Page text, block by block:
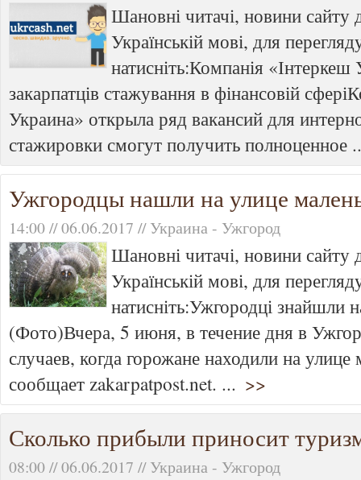
Шановні читачі, новини сайту
Українській мові, для
натисніть:Компанія
закарпатців стажування в фінансовій
Украина» открыла ряд вакансий для
стажировки смогут получить полноценное
Ужгородцы нашли на улице
14:00 // 06.06.2017 // Украина - Ужгород
Шановні читачі, новини сайту
Українській мові, для
натисніть:Ужгородці знайшли
(Фото)Вчера, 5 июня, в течение дня в
случаев, когда горожане находили на улице
сообщает zakarpatpost.net. ... >>
Сколько прибыли приносит
08:00 // 06.06.2017 // Украина - Ужгород